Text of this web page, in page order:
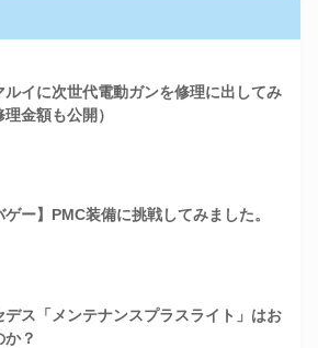
ルイに次世代電動ガンを修理に出してみ
理金額も公開）
ゲー】PMC装備に挑戦してみました。
デス「メンテナンスプラスライト」はお
か？